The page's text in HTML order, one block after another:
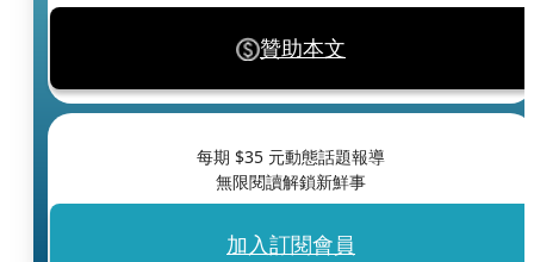
贊助本文
每期 $35 元動態話題報導
無限閱讀解鎖新鮮事
加入訂閱會員